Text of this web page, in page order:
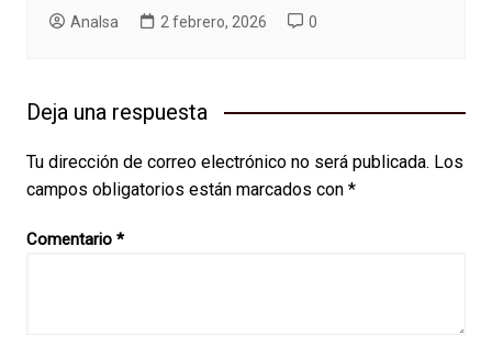
AnaIsa 2 febrero, 2026 0
Deja una respuesta
Tu dirección de correo electrónico no será publicada. Los
campos obligatorios están marcados con *
Comentario *